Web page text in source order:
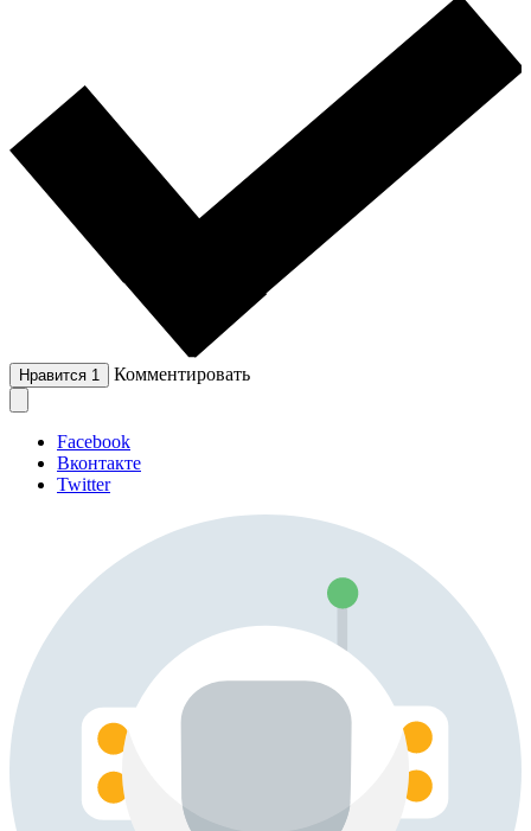
Нравится 1 Комментировать
Facebook
Вконтакте
Twitter